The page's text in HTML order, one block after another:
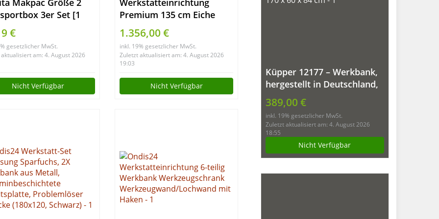
Makpac Größe 2
3er Set [1
MakPac Set2
€
gesetzlicher MwSt.
am: 4. August 2026
Nicht Verfügbar
Werkstatteinrichtung
Premium 135 cm Eiche
1.356,00 €
inkl. 19% gesetzlicher MwSt.
Zuletzt aktualisiert am: 4. August 2026
19:03
Nicht Verfügbar
Küpper 12177 – Werkbank,
hergestellt in Deutschland,
170 x 60 x 84 cm
389,00 €
inkl. 19% gesetzlicher MwSt.
Zuletzt aktualisiert am: 4. August 2026
18:55
Nicht Verfügbar